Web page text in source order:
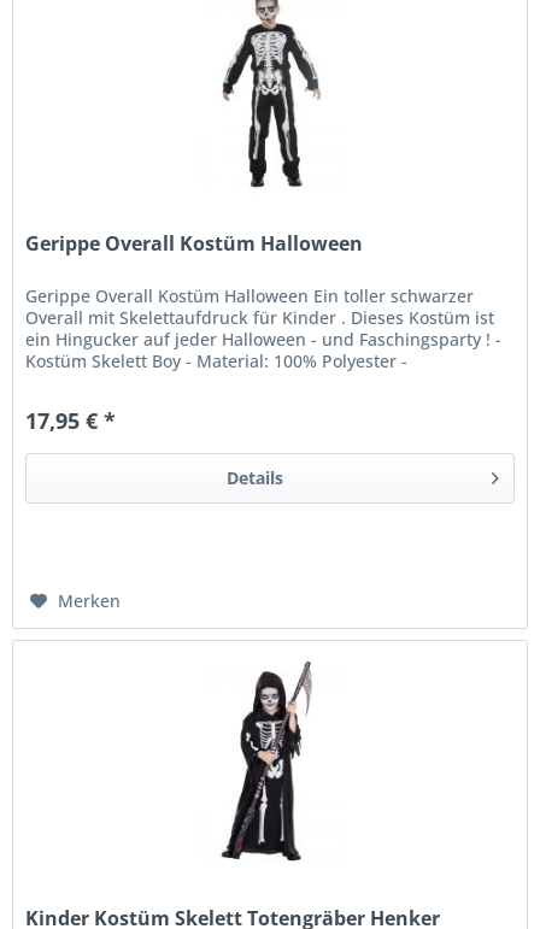
Gerippe Overall Kostüm Halloween
Gerippe Overall Kostüm Halloween Ein toller schwarzer
Overall mit Skelettaufdruck für Kinder . Dieses Kostüm ist
ein Hingucker auf jeder Halloween - und Faschingsparty ! -
Kostüm Skelett Boy - Material: 100% Polyester -
17,95 € *
Details
Merken
Kinder Kostüm Skelett Totengräber Henker